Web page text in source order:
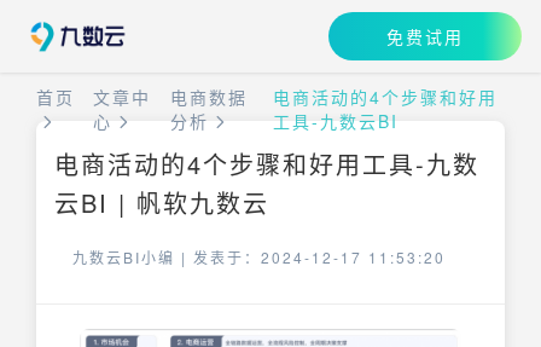
免费试用
首页
文章中
心
电商数据
分析
电商活动的4个步骤和好用
工具-九数云BI
电商活动的4个步骤和好用工具-九数
云BI | 帆软九数云
九数云BI小编 | 发表于：2024-12-17 11:53:20